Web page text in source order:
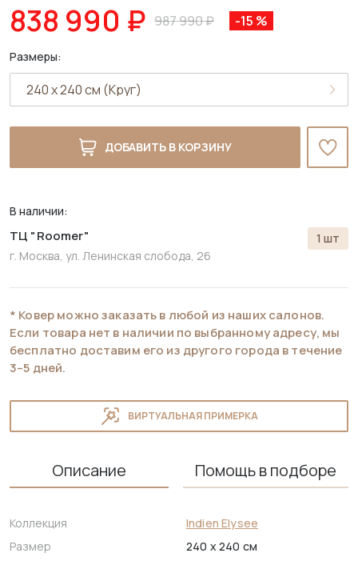
838 990 ₽ 987 990 ₽ -15 %
Размеры:
ДОБАВИТЬ В КОРЗИНУ
В наличии:
ТЦ "Roomer"
г. Москва, ул. Ленинская слобода, 26
1 шт
* Ковер можно заказать в любой из наших салонов.
Если товара нет в наличии по выбранному адресу, мы
бесплатно доставим его из другого города в течение
3–5 дней.
ВИРТУАЛЬНАЯ ПРИМЕРКА
Описание Помощь в подборе
Коллекция
Indien Elysee
Размер
240 x 240 см